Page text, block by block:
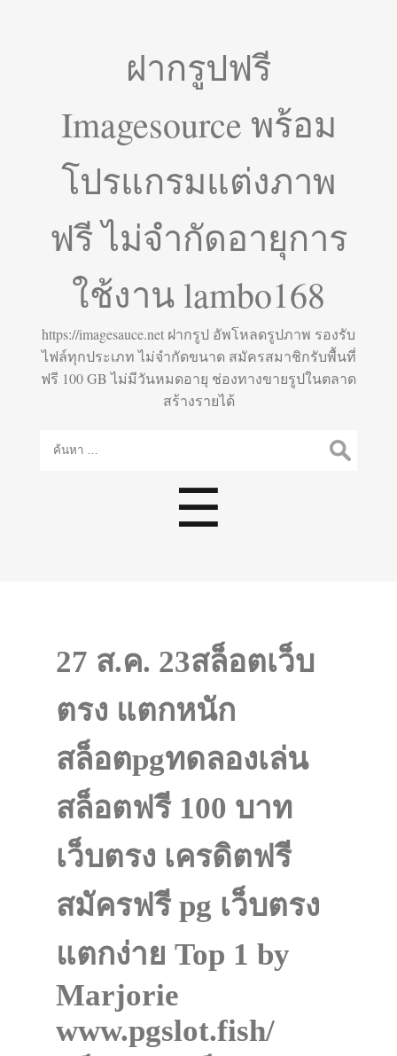
ฝากรูปฟรี
Imagesource พร้อม
โปรแกรมแต่งภาพ
ฟรี ไม่จำกัดอายุการ
ใช้งาน lambo168
https://imagesauce.net ฝากรูป อัพโหลดรูปภาพ รองรับ
ไฟล์ทุกประเภท ไม่จำกัดขนาด สมัครสมาชิกรับพื้นที่
ฟรี 100 GB ไม่มีวันหมดอายุ ช่องทางขายรูปในตลาด
สร้างรายได้
ค้นหา
☰
27 ส.ค. 23สล็อตเว็บ
ตรง แตกหนัก
สล็อตpgทดลองเล่น
สล็อตฟรี 100 บาท
เว็บตรง เครดิตฟรี
สมัครฟรี pg เว็บตรง
แตกง่าย Top 1 by
Marjorie
www.pgslot.fish/